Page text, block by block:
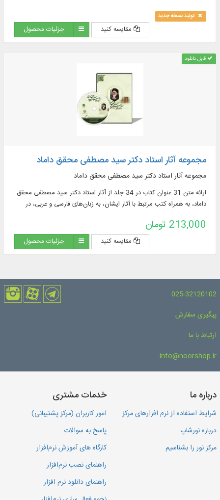
تولید نسخه جدید
مقایسه کنید جزئیات محصول
قابل دانلود
مجموعه آثار استاد دکتر سید مصطفی محقق داماد
مجموعه آثار استاد دکتر سید مصطفی محقق داماد
ارائه متن 31 عنوان کتاب در 34 جلد از آثار استاد دکتر سید مصطفی محقق
داماد، به همراه کتب مرتبط با آثار ایشان، به زبان‌های فارسی و عربی، در
بین‌الملل، فلسفه و سرگذشت‌نامه.
213,000 تومان
مقایسه کنید جزئیات محصول
025-32120102
پیگیری سفارش
ارتباط با ما
info@noorshop.ir
درباره ما
شرایط استفاده از نرم افزارهای مرکز
درباره نورشاپ
مرکز نور را بشناسیم
خدمات مشتری
امور کاربران (مرکز پشتیبانی)
پاسخ به سوالات
کارگاه های آموزش نرم‌افزار
راهنمای نصب نرم‌افزار
راهنمای دانلود نرم افزار